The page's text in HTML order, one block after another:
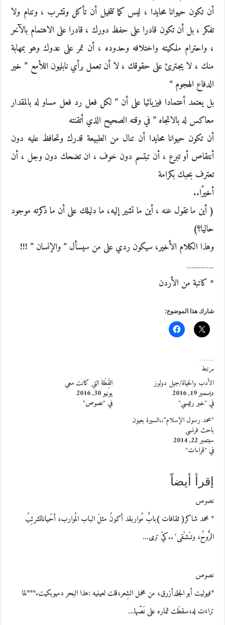
أن تكون حيوانا محايدا ، ليس كما تتخيل أن تأكل وتشرب ، وتنام ولا
تفكر ، بل أن تكون قادرا على حفظ دورك ، قادرا على الاهتمام بالآخر
، واحترام ملكيته واختلافه وحدوده ، أن تمر على عدوك وهو بمهابة
منك ، لا يجترئ على حقوقك ، لا أن تعمل برأي نابليون اللأمع ” خير
الدفاع الهجوم “
بل يعتمد أعتمادا فيزيائيا على أن ” لكل فعل رد فعل مساو له بالمقدار
معاكس له بالاتجاه ” في وقته الصحيح الذي أتقنته
أن تكون حيوانا محايدا أن تنال من الطبيعة قدرك وتحافظ عليه دون
أنتقاص أو تبرع ، أن تبتسم دون خوف ، ان تضحك دون وجل ، أن
تعترف بحبك بكرامة
أخيرًا..
( أين ما تقول عنه ، أين ما تشير إليه، ما دليلك على أن ما ذكرته موجود
حاليا؟)
وهذا الكلام الأخير، سيكون ردي على من سيسأل ” والإنسان ” !!!
______
* كاتبة من الأردن
شارك هذا الموضوع:
مرتبط
الأدب والحياة/جيل دولوز
ديسمبر 19, 2016
في "خبر رئيسي"
القِّطَّةُ التي كَانَت مَعي
يونيو 30, 2016
في "نصوص"
“محمد رسول الإسلام”..السيرة بعيون
باحث فرنسي
سبتمبر 22, 2014
في "قراءات"
إقرأ أيضاً
نصوص
* محمد شاكر( ثقافات )بابٌ مُواربقد أكونُ مثلَ الباب المُوارب، أحْياناتشرئِبُ
الرُّوحُ، وتـَشـْقى' ..كيْ ترى…
نصوص
*فيوليت أبو الجلدأزرق، من مخمل الشِعر،قلت لعينيه :هذا البحر دميوبكيت.***لما
تراءَت له،سقطَت ثماره على نَصّها…